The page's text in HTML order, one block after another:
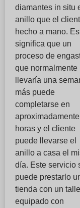
diamantes in situ
anillo que el
hecho a mano.
significa que un
proceso de
que normalmente
llevaría una
más puede
completarse en
horas y el cliente
puede llevarse el
anillo a casa el
día. Este servicio
puede prestarlo
tienda con un
equipado con